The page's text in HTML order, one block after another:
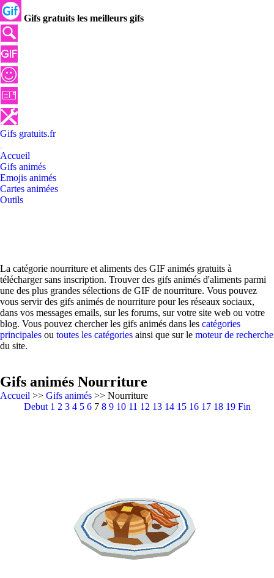
Gifs gratuits les meilleurs gifs
Gifs gratuits.fr
Accueil
Gifs animés
Emojis animés
Cartes animées
Outils
La catégorie nourriture et aliments des GIF animés gratuits à
télécharger sans inscription. Trouver des gifs animés d'aliments parmi
une des plus grandes sélections de GIF de nourriture. Vous pouvez
vous servir des gifs animés de nourriture pour les réseaux sociaux,
dans vos messages emails, sur les forums, sur votre site web ou votre
blog. Vous pouvez chercher les gifs animés dans les catégories
principales ou toutes les catégories ainsi que sur le moteur de recherche
du site.
Gifs animés Nourriture
Accueil >> Gifs animés >> Nourriture
Debut 1 2 3 4 5 6 7 8 9 10 11 12 13 14 15 16 17 18 19 Fin